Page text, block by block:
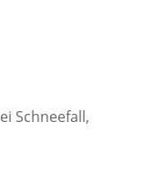
Schneefall,